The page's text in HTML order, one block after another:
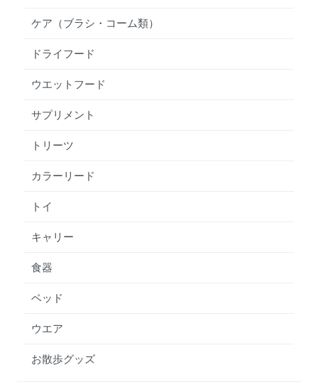
ケア（ブラシ・コーム類）
ドライフード
ウエットフード
サプリメント
トリーツ
カラーリード
トイ
キャリー
食器
ベッド
ウエア
お散歩グッズ